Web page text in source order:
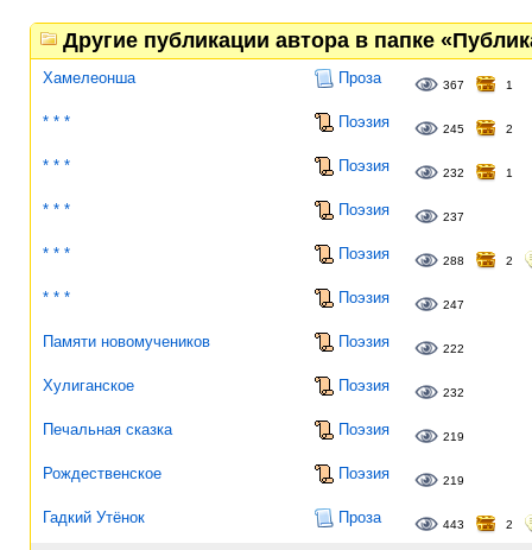
Другие публикации автора в папке
Хамелеонша Проза 367 1
* * * Поэзия 245 2
* * * Поэзия 232 1
* * * Поэзия 237
* * * Поэзия 288 2
* * * Поэзия 247
Памяти новомучеников Поэзия 222
Хулиганское Поэзия 232
Печальная сказка Поэзия 219
Рождественское Поэзия 219
Гадкий Утёнок Проза 443 2